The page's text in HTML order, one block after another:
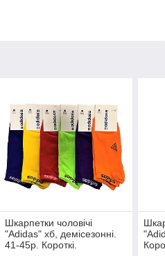
Шкарпетки чоловічі
"Adidas" хб, демісезонні.
41-45р. Короткі.